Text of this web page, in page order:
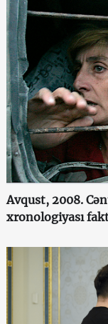
Avqust, 2008.
xronologiyası